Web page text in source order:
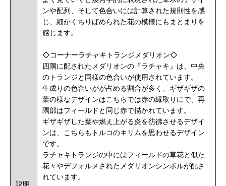
説明
ンや配列、そして色合いには計算された規則性を感
じ、細かくちりばめられた花の模様にもまとまりを
感じます。
◇コーナーラチャキトランジメダリオン◇
四隅に配されたメダリオンの『ラチャキ』は、中央
のトランジと同様の色合いが使用されています。
生成りの色合いがが占める割合が多く、ギザギザの
葉の様なデザインはこちらでは赤の縁取りにで、再
隅部はフィールドと同じ赤で描かれています。
ギザギザした葉や燃え上がる炎を彷彿させるデザイ
ンは、こちらもトルコのキリムを思わせるデザイン
です。
ラチャキトランジの中にはフィールドの草花と似た
花々やデフォルメされたメダリオンシンボルが配さ
れています。